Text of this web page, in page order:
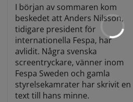
I början av sommaren kom
beskedet att Anders Nilsson,
tidigare president för
internationella Fespa, har
avlidit. Några svenska
screentryckare, vänner inom
Fespa Sweden och gamla
styrelsekamrater har skrivit en
text till hans minne.